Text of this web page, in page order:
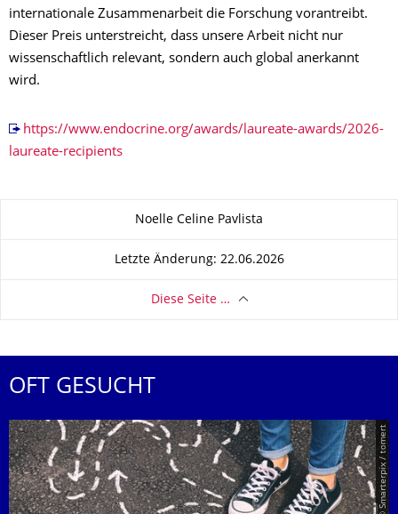
internationale Zusammenarbeit die Forschung vorantreibt.
Dieser Preis unterstreicht, dass unsere Arbeit nicht nur
wissenschaftlich relevant, sondern auch global anerkannt
wird.
https://www.endocrine.org/awards/laureate-awards/2026-
laureate-recipients
Zu dieser SeiteNoelle Celine Pavlista
Letzte Änderung: 22.06.2026
Diese Seite …
OFT GESUCHT
© Smarterpix / tomert